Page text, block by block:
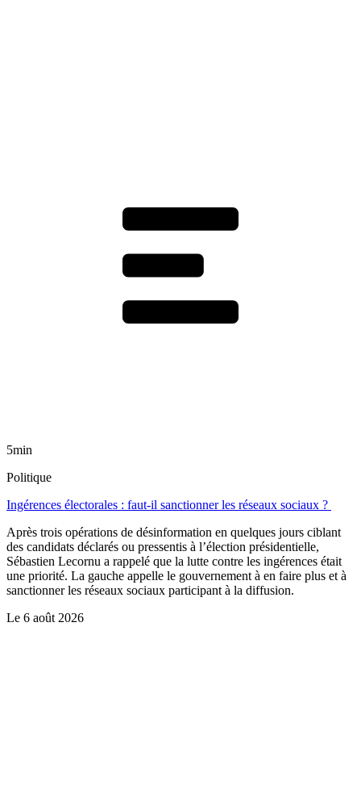
5min
Politique
Ingérences électorales : faut-il sanctionner les réseaux sociaux ?
Après trois opérations de désinformation en quelques jours ciblant
des candidats déclarés ou pressentis à l’élection présidentielle,
Sébastien Lecornu a rappelé que la lutte contre les ingérences était
une priorité. La gauche appelle le gouvernement à en faire plus et à
sanctionner les réseaux sociaux participant à la diffusion.
Le 6 août 2026